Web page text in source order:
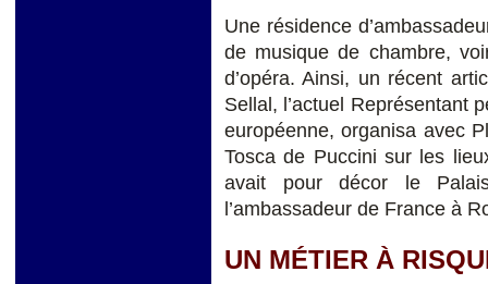
Une résidence
de musique de chambre,
d’opéra. Ainsi, un récent
Sellal, l’actuel Représentant
européenne, organisa avec
Tosca de Puccini sur les
avait pour décor le
l’ambassadeur de France à
UN MÉTIER À